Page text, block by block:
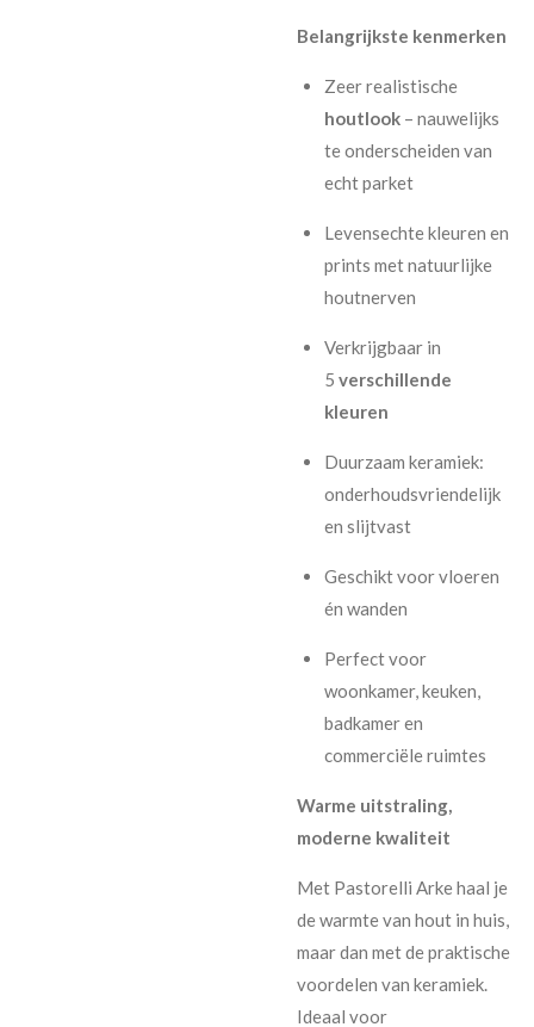
Belangrijkste kenmerken
Zeer realistische
houtlook– nauwelijks
te onderscheiden van
echt parket
Levensechte kleuren en
prints met natuurlijke
houtnerven
Verkrijgbaar in
5 verschillende
kleuren
Duurzaam keramiek:
onderhoudsvriendelijk
en slijtvast
Geschikt voor vloeren
én wanden
Perfect voor
woonkamer, keuken,
badkamer en
commerciële ruimtes
Warme uitstraling,
moderne kwaliteit
Met Pastorelli Arke haal je
de warmte van hout in huis,
maar dan met de praktische
voordelen van keramiek.
Ideaal voor